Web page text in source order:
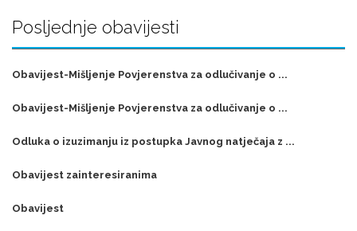
Posljednje obavijesti
Obavijest-Mišljenje Povjerenstva za odlučivanje o ...
Obavijest-Mišljenje Povjerenstva za odlučivanje o ...
Odluka o izuzimanju iz postupka Javnog natječaja z ...
Obavijest zainteresiranima
Obavijest